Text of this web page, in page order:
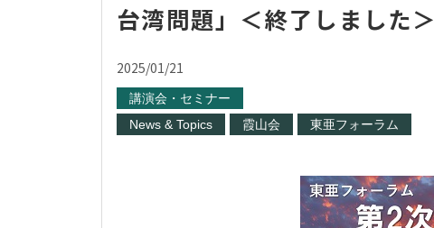
台湾問題」＜終了しました＞
2025/01/21
講演会・セミナー
News & Topics
霞山会 東亜フォーラム